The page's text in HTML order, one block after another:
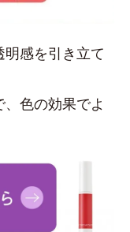
感を引き立て
色の効果でよ